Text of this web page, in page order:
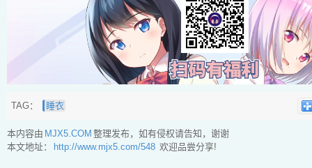
TAG： 睡衣
本内容由 MJX5.COM 整理发布，如有侵权请告知，谢谢
本文地址：
http://www.mjx5.com/548 欢迎品尝分享!